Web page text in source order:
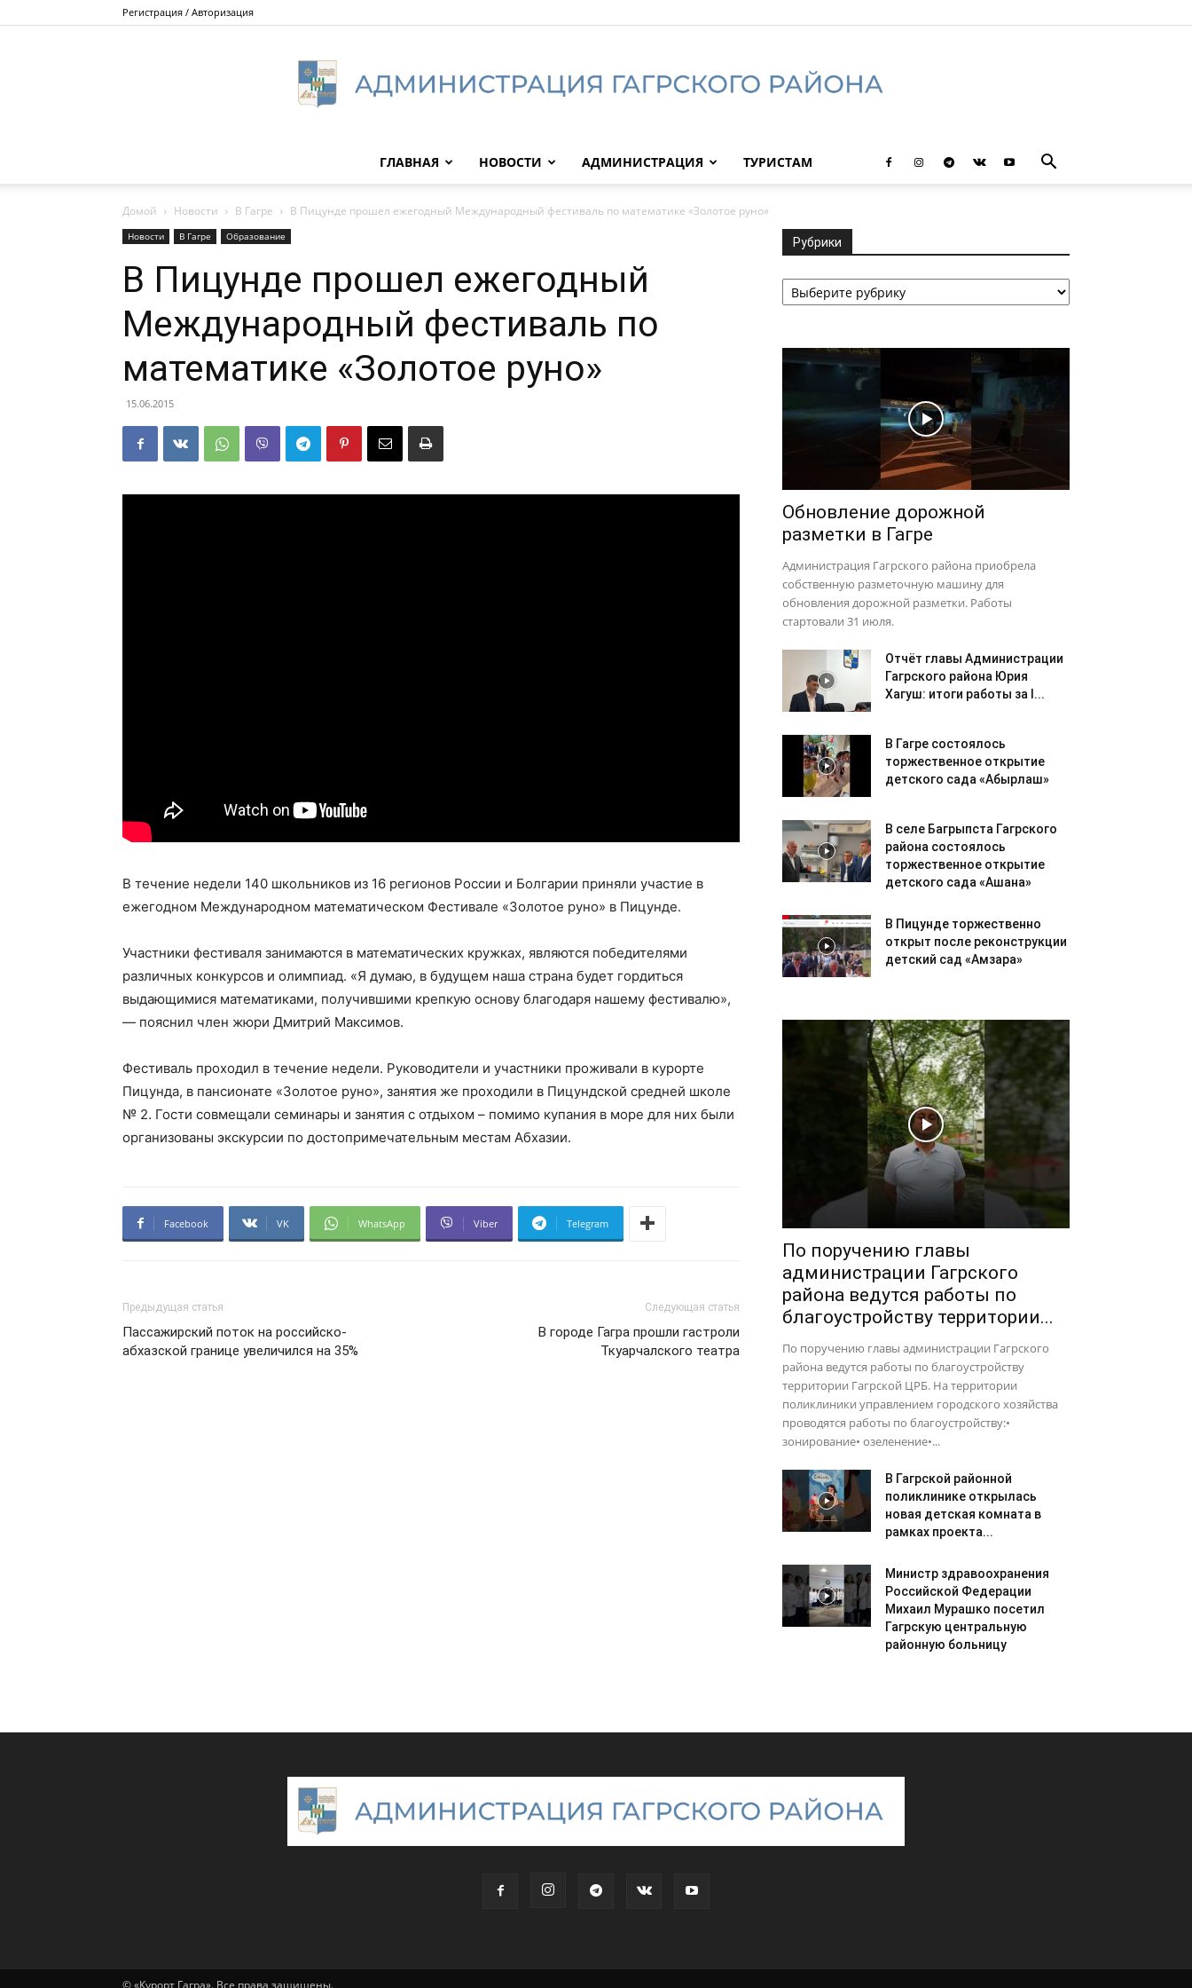
Регистрация / Авторизация
Гагрского
ГЛАВНАЯ НОВОСТИ АДМИНИСТРАЦИЯ ТУРИСТАМ
Домой Новости В Гагре В Пицунде прошел ежегодный Международный фестиваль по математике «Золотое руно»
Новости В Гагре Образование
В Пицунде прошел ежегодный
Международный фестиваль по
математике «Золотое руно»
15.06.2015
В течение недели 140 школьников из 16 регионов России и Болгарии приняли участие в
ежегодном Международном математическом Фестивале «Золотое руно» в Пицунде.
Участники фестиваля занимаются в математических кружках, являются победителями
различных конкурсов и олимпиад. «Я думаю, в будущем наша страна будет гордиться
выдающимися математиками, получившими крепкую основу благодаря нашему фестивалю»,
— пояснил член жюри Дмитрий Максимов.
Фестиваль проходил в течение недели. Руководители и участники проживали в курорте
Пицунда, в пансионате «Золотое руно», занятия же проходили в Пицундской средней школе
№ 2. Гости совмещали семинары и занятия с отдыхом – помимо купания в море для них были
организованы экскурсии по достопримечательным местам Абхазии.
Facebook VK WhatsApp Viber Telegram
Предыдущая статья
Пассажирский поток на российско-
абхазской границе увеличился на 35%
Следующая статья
В городе Гагра прошли гастроли
Ткуарчалского театра
Рубрики
Рубрики
Обновление дорожной
разметки в Гагре
Администрация Гагрского района приобрела
собственную разметочную машину для
обновления дорожной разметки. Работы
стартовали 31 июля.
Отчёт главы Администрации
Гагрского района Юрия
Хагуш: итоги работы за I...
В Гагре состоялось
торжественное открытие
детского сада «Абырлаш»
В селе Багрыпста Гагрского
района состоялось
торжественное открытие
детского сада «Ашана»
В Пицунде торжественно
открыт после реконструкции
детский сад «Амзара»
По поручению главы
администрации Гагрского
района ведутся работы по
благоустройству территории...
По поручению главы администрации Гагрского
района ведутся работы по благоустройству
территории Гагрской ЦРБ. На территории
поликлиники управлением городского хозяйства
проводятся работы по благоустройству:•
зонирование• озеленение•...
В Гагрской районной
поликлинике открылась
новая детская комната в
рамках проекта...
Министр здравоохранения
Российской Федерации
Михаил Мурашко посетил
Гагрскую центральную
районную больницу